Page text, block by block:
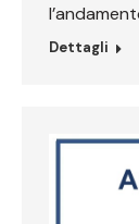
Dettagli